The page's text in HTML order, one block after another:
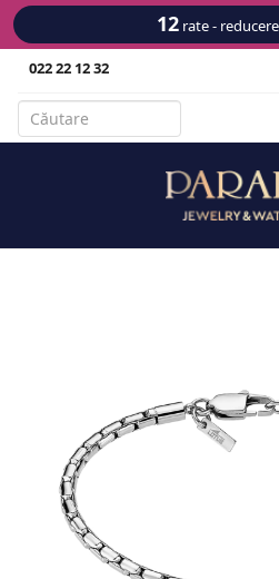
12rate -
022 22 12 32